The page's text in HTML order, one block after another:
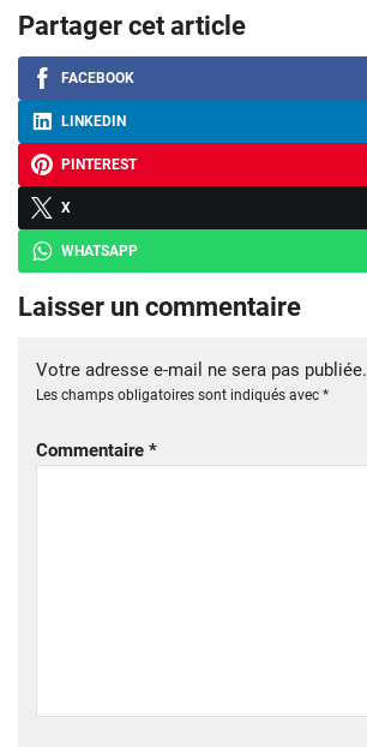
Partager cet article
FACEBOOK
LINKEDIN
PINTEREST
X
WHATSAPP
Laisser un commentaire
Votre adresse e-mail ne sera pas publiée.
Les champs obligatoires sont indiqués avec *
Commentaire *